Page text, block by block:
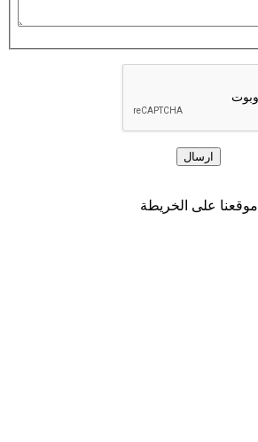
موقعنا على الخريطة